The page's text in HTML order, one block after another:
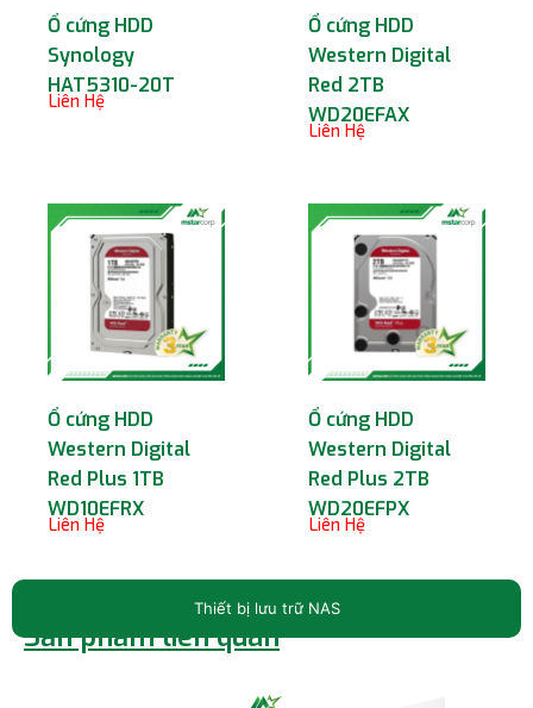
Ổ cứng HDD
Synology
HAT5310-20T
Liên Hệ
Ổ cứng HDD
Western Digital
Red 2TB
WD20EFAX
Liên Hệ
Ổ cứng HDD
Western Digital
Red Plus 1TB
WD10EFRX
Liên Hệ
Ổ cứng HDD
Western Digital
Red Plus 2TB
WD20EFPX
Liên Hệ
Sản phẩm liên quan
Thiết bị lưu trữ NAS